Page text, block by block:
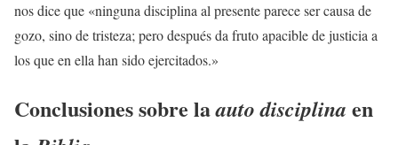
nos dice que «ninguna disciplina al presente parece ser causa de
gozo, sino de tristeza; pero después da fruto apacible de justicia a
los que en ella han sido ejercitados.»
Conclusiones sobre laauto disciplina en